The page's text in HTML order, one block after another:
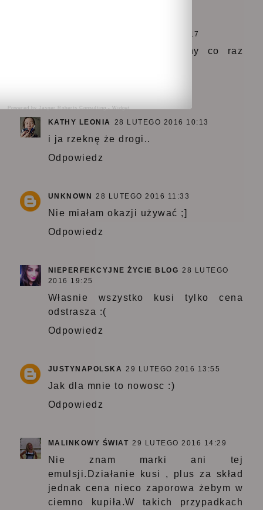
28 LUTEGO 2016 01:17
Ta firma mimo swojej ceny co raz
KATHY LEONIA 28 LUTEGO 2016 10:13
i ja rzeknę że drogi..
Odpowiedz
UNKNOWN 28 LUTEGO 2016 11:33
Nie miałam okazji używać ;]
Odpowiedz
NIEPERFEKCYJNE ŻYCIE BLOG 28 LUTEGO
2016 19:25
Własnie wszystko kusi tylko cena
odstrasza :(
Odpowiedz
JUSTYNAPOLSKA 29 LUTEGO 2016 13:55
Jak dla mnie to nowosc :)
Odpowiedz
MALINKOWY ŚWIAT 29 LUTEGO 2016 14:29
Nie znam marki ani tej
emulsji.Działanie kusi , plus za skład
jednak cena nieco zaporowa żebym w
ciemno kupiła.W takich przypadkach
Powered byJasper Roberts Consulting -Widget